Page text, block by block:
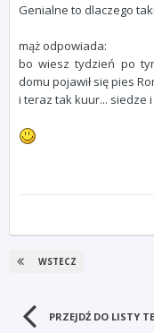
Genialne to dlaczego
mąż odpowiada:
bo wiesz tydzień po
domu pojawił się pies
i teraz tak kuur... siedze
WSTECZ
PRZEJDŹ DO LISTY